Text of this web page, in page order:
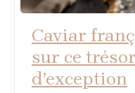
Caviar
sur ce
d’exception